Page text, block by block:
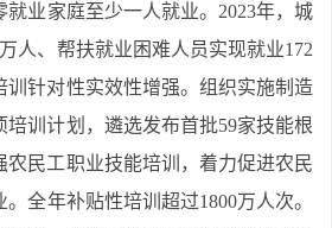
业家庭至少一人就业。 2023年，城
人、帮扶就业困难人员实现就业172
训针对性实效性增强。 组织实施制造
培训计划，遴选发布首批59家技能根
农民工职业技能培训，着力促进农民
全年补贴性培训超过1800万人次。